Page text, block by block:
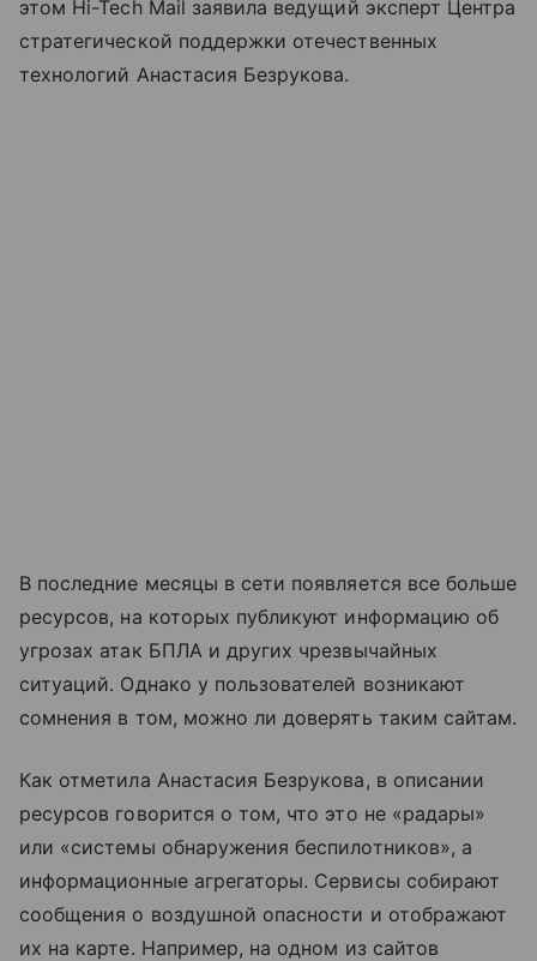
этом Hi-Tech Mail заявила ведущий эксперт Центра
стратегической поддержки отечественных
технологий Анастасия Безрукова.
В последние месяцы в сети появляется все больше
ресурсов, на которых публикуют информацию об
угрозах атак БПЛА и других чрезвычайных
ситуаций. Однако у пользователей возникают
сомнения в том, можно ли доверять таким сайтам.
Как отметила Анастасия Безрукова, в описании
ресурсов говорится о том, что это не «радары»
или «системы обнаружения беспилотников», а
информационные агрегаторы. Сервисы собирают
сообщения о воздушной опасности и отображают
их на карте. Например, на одном из сайтов